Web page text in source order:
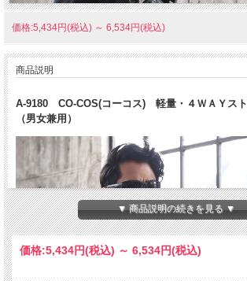
価格:5,434円(税込) ～ 6,534円(税込)
商品説明
A-9180 CO-COS(コーコス) 軽量・４ＷＡＹスト
（男女兼用）
▼ 商品説明の続きを見る ▼
価格:5,434円(税込) ～ 6,534円(税込)